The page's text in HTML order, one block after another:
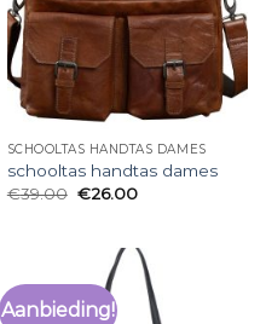
SCHOOLTAS HANDTAS DAMES
schooltas handtas dames
€39.00 €26.00
Aanbieding!